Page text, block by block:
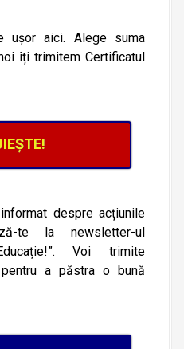
ușor aici. Alege suma
îți trimitem Certificatul
despre acțiunile
te la newsletter-ul
Voi trimite
a păstra o bună